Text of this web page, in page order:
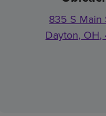
835 S Main
Dayton,